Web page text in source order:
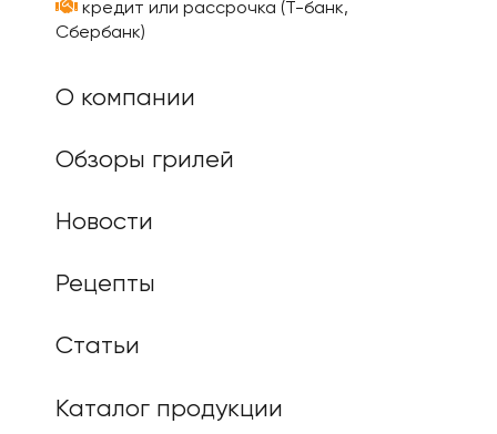
кредит или рассрочка (Т-банк,
Сбербанк)
О компании
Обзоры грилей
Новости
Рецепты
Статьи
Каталог продукции